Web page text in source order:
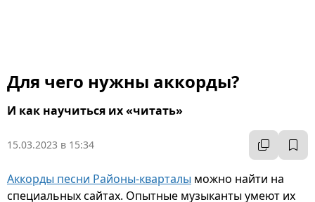
Для чего нужны аккорды?
И как научиться их «читать»
15.03.2023 в 15:34
Аккорды песни Районы-кварталы можно найти на
специальных сайтах. Опытные музыканты умеют их